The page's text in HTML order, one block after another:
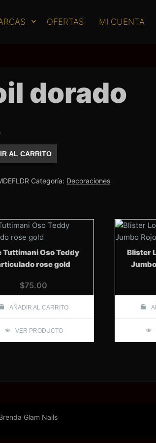
OFERTAS MI CUENTA
dorado
AL CARRITO
Categoría: Decoraciones
Tuttimani Oso Teddy
rose gold
$75.00
AÑADIR AL CARRITO
VER PRODUCTO
Blister
Glam Nails